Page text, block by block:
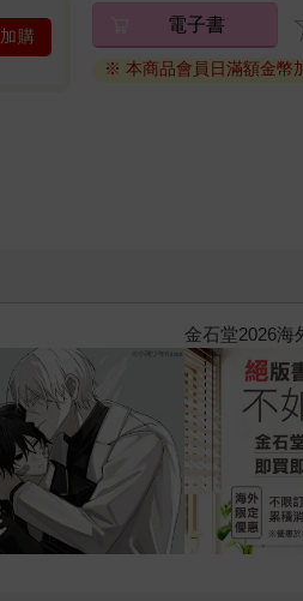
加購
電子書
※ 本商品會員日滿額金幣
2026金石堂暑